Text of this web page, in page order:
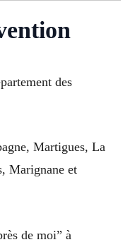
des
Martigues, La
Marignane et
de moi” à